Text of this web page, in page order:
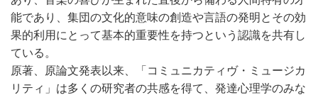
能であり、集団の文化的意味の創造や言語の発明とその効
果的利用にとって基本的重要性を持つという認識を共有し
ている。
原著、原論文発表以来、「コミュニカティヴ・ミュージカ
リティ」は多くの研究者の共感を得て、発達心理学のみな